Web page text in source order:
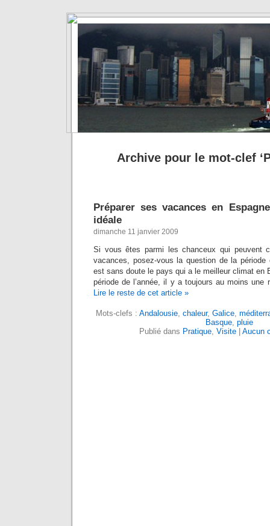
Archive pour le mot-clef
Préparer ses vacances en
idéale
dimanche 11 janvier 2009
Si vous êtes parmi les chanceux qui peuvent
vacances, posez-vous la question de la période
est sans doute le pays qui a le meilleur climat en
période de l’année, il y a toujours au moins une
Lire le reste de cet article »
Mots-clefs : Andalousie, chaleur, Galice,
Basque, pluie
Publié dans Pratique, Visite Aucun